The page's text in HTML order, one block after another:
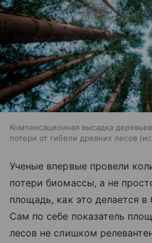
Компенсационная высадка
потери от гибели древних лесов
Ученые впервые провели
потери биомассы, а не
площадь, как это делается в
Сам по себе показатель
лесов не слишком